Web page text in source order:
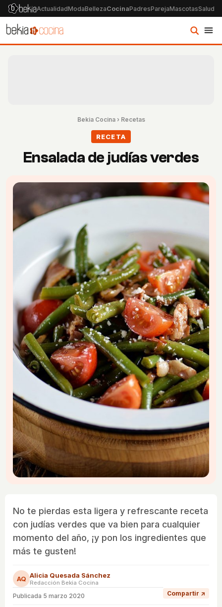
ActualidadModaBellezaCocinaPadresParejaMascotasSalud
Bekia Cocina› Recetas
RECETA
Ensalada de judías verdes
No te pierdas esta ligera y refrescante receta
con judías verdes que va bien para cualquier
momento del año, ¡y pon los ingredientes que
más te gusten!
AQ Alicia Quesada Sánchez
Redacción Bekia Cocina
Publicada 5 marzo 2020 Compartir ↗